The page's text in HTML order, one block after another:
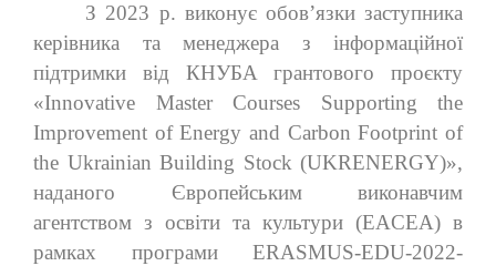
З 2023 р. виконує обов’язки заступника
керівника та менеджера з інформаційної
підтримки від КНУБА грантового проєкту
«Innovative Master Courses Supporting the
Improvement of Energy and Carbon Footprint of
the Ukrainian Building Stock (UKRENERGY)»,
наданого Європейським виконавчим
агентством з освіти та культури (EACEA) в
рамках програми ERASMUS-EDU-2022-